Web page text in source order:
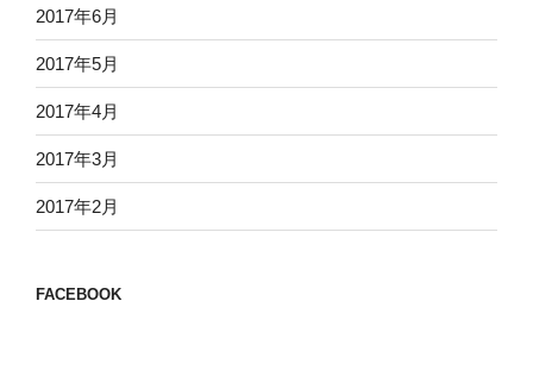
2017年6月
2017年5月
2017年4月
2017年3月
2017年2月
FACEBOOK